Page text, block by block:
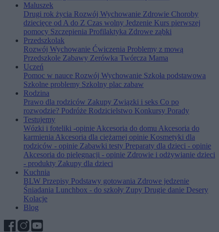
Maluszek
Drugi rok życia Rozwój Wychowanie Zdrowie Choroby
dziecięce od A do Z Czas wolny Jedzenie Kurs pierwszej
pomocy Szczepienia Profilaktyka Zdrowe ząbki
Przedszkolak
Rozwój Wychowanie Ćwiczenia Problemy z mową
Przedszkole Zabawy Zerówka Twórcza Mama
Uczeń
Pomoc w nauce Rozwój Wychowanie Szkoła podstawowa
Szkolne problemy Szkolny plac zabaw
Rodzina
Prawo dla rodziców Zakupy Związki i seks Co po
rozwodzie? Podróże Rodzicielstwo Konkursy Porady
Testujemy
Wózki i foteliki -opinieAkcesoria do domu Akcesoria do
karmieniaAkcesoria dla ciężarnej opinie Kosmetyki dla
rodziców - opinie Zabawki testy Preparaty dla dzieci - opinie
Akcesoria do pielęgnacji - opinie Zdrowie i odżywianie dzieci
- produkty Zakupy dla dzieci
Kuchnia
BLW Przepisy Podstawy gotowania Zdrowe jedzenie
Śniadania Lunchbox - do szkoły Zupy Drugie danie Desery
Kolacje
Blog